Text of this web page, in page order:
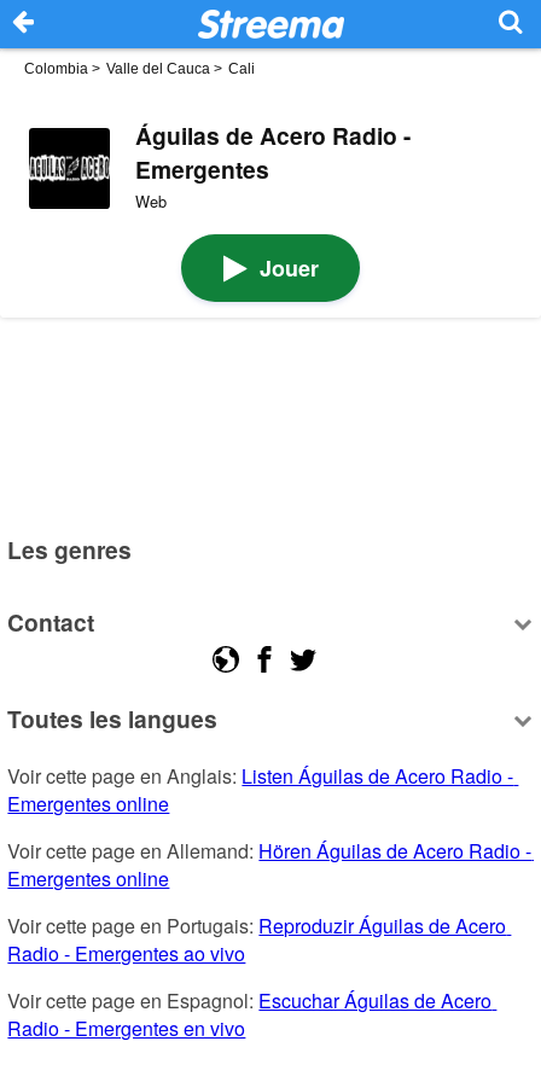
Colombia > Valle del Cauca > Cali
Águilas de Acero Radio -
Emergentes
Web
Jouer
Les genres
Contact
Toutes les langues
Voir cette page en Anglais: Listen Águilas de Acero Radio -
Emergentes online
Voir cette page en Allemand: Hören Águilas de Acero Radio -
Emergentes online
Voir cette page en Portugais: Reproduzir Águilas de Acero
Radio - Emergentes ao vivo
Voir cette page en Espagnol: Escuchar Águilas de Acero
Radio - Emergentes en vivo